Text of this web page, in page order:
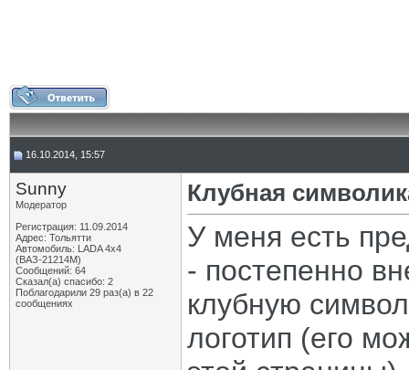
16.10.2014, 15:57
Sunny
Модератор
Регистрация: 11.09.2014
Адрес: Тольятти
Автомобиль: LADA 4x4
(ВАЗ-21214М)
Сообщений: 64
Сказал(а) спасибо: 2
Поблагодарили 29 раз(а) в 22
сообщениях
Клубная
У меня есть
- постепенно
клубную
логотип (его